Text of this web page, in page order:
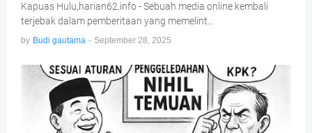
Kapuas Hulu,harian62.info - Sebuah media online kembali
terjebak dalam pemberitaan yang memelint…
by Budi gautama - September 28, 2025